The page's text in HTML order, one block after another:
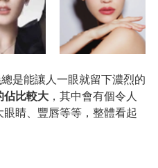
是能讓人一眼就留下濃烈的
佔比較大 ，其中會有個令人
睛、豐唇等等，整體看起